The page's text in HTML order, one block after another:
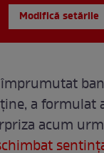
Modifică setările
a
acum